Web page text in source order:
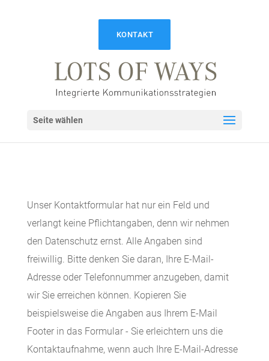
KONTAKT
Seite wählen
Unser Kontaktformular hat nur ein Feld und
verlangt keine Pflichtangaben, denn wir nehmen
den Datenschutz ernst. Alle Angaben sind
freiwillig. Bitte denken Sie daran, Ihre E-Mail-
Adresse oder Telefonnummer anzugeben, damit
wir Sie erreichen können. Kopieren Sie
beispielsweise die Angaben aus Ihrem E-Mail
Footer in das Formular - Sie erleichtern uns die
Kontaktaufnahme, wenn auch Ihre E-Mail-Adresse